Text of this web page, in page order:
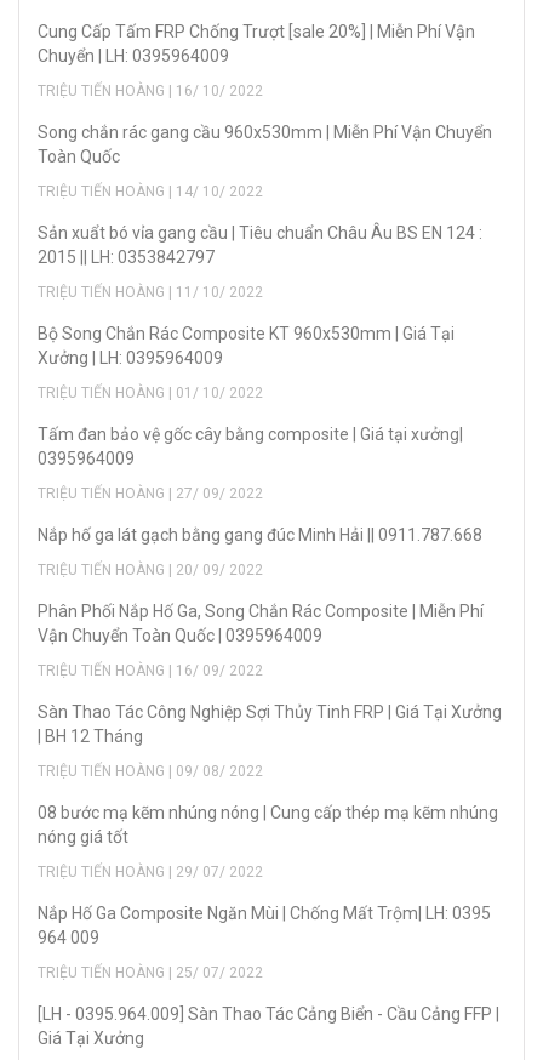
Cung Cấp Tấm FRP Chống Trượt [sale 20%] | Miễn Phí Vận
Chuyển | LH: 0395964009
TRIỆU TIẾN HOÀNG | 16/ 10/ 2022
Song chắn rác gang cầu 960x530mm | Miễn Phí Vận Chuyển
Toàn Quốc
TRIỆU TIẾN HOÀNG | 14/ 10/ 2022
Sản xuẩt bó vỉa gang cầu | Tiêu chuẩn Châu Âu BS EN 124 :
2015 || LH: 0353842797
TRIỆU TIẾN HOÀNG | 11/ 10/ 2022
Bộ Song Chắn Rác Composite KT 960x530mm | Giá Tại
Xưởng | LH: 0395964009
TRIỆU TIẾN HOÀNG | 01/ 10/ 2022
Tấm đan bảo vệ gốc cây bằng composite | Giá tại xưởng|
0395964009
TRIỆU TIẾN HOÀNG | 27/ 09/ 2022
Nắp hố ga lát gạch bằng gang đúc Minh Hải || 0911.787.668
TRIỆU TIẾN HOÀNG | 20/ 09/ 2022
Phân Phối Nắp Hố Ga, Song Chắn Rác Composite | Miễn Phí
Vận Chuyển Toàn Quốc | 0395964009
TRIỆU TIẾN HOÀNG | 16/ 09/ 2022
Sàn Thao Tác Công Nghiệp Sợi Thủy Tinh FRP | Giá Tại Xưởng
| BH 12 Tháng
TRIỆU TIẾN HOÀNG | 09/ 08/ 2022
08 bước mạ kẽm nhúng nóng | Cung cấp thép mạ kẽm nhúng
nóng giá tốt
TRIỆU TIẾN HOÀNG | 29/ 07/ 2022
Nắp Hố Ga Composite Ngăn Mùi | Chống Mất Trộm| LH: 0395
964 009
TRIỆU TIẾN HOÀNG | 25/ 07/ 2022
[LH - 0395.964.009] Sàn Thao Tác Cảng Biển - Cầu Cảng FFP |
Giá Tại Xưởng